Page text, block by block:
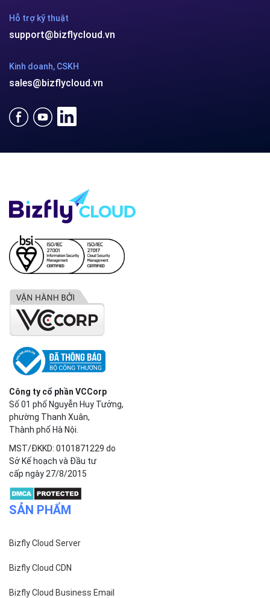
Hỗ trợ kỹ thuật
support@bizflycloud.vn
Kinh doanh, CSKH
sales@bizflycloud.vn
Công ty cổ phần VCCorp
Số 01 phố Nguyễn Huy Tưởng,
phường Thanh Xuân,
Thành phố Hà Nội.
MST/ĐKKD: 0101871229 do
Sở Kế hoạch và Đầu tư
cấp ngày 27/8/2015
SẢN PHẨM
Bizfly Cloud Server
Bizfly Cloud CDN
Bizfly Cloud Business Email